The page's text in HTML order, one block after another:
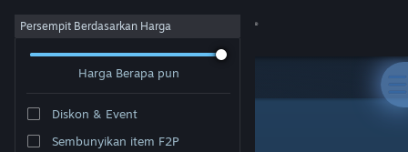
Login
Persempit Berdasarkan Harga
Harga Berapa pun
Diskon & Event
Sembunyikan item F2P
Pengembang: Abdenara